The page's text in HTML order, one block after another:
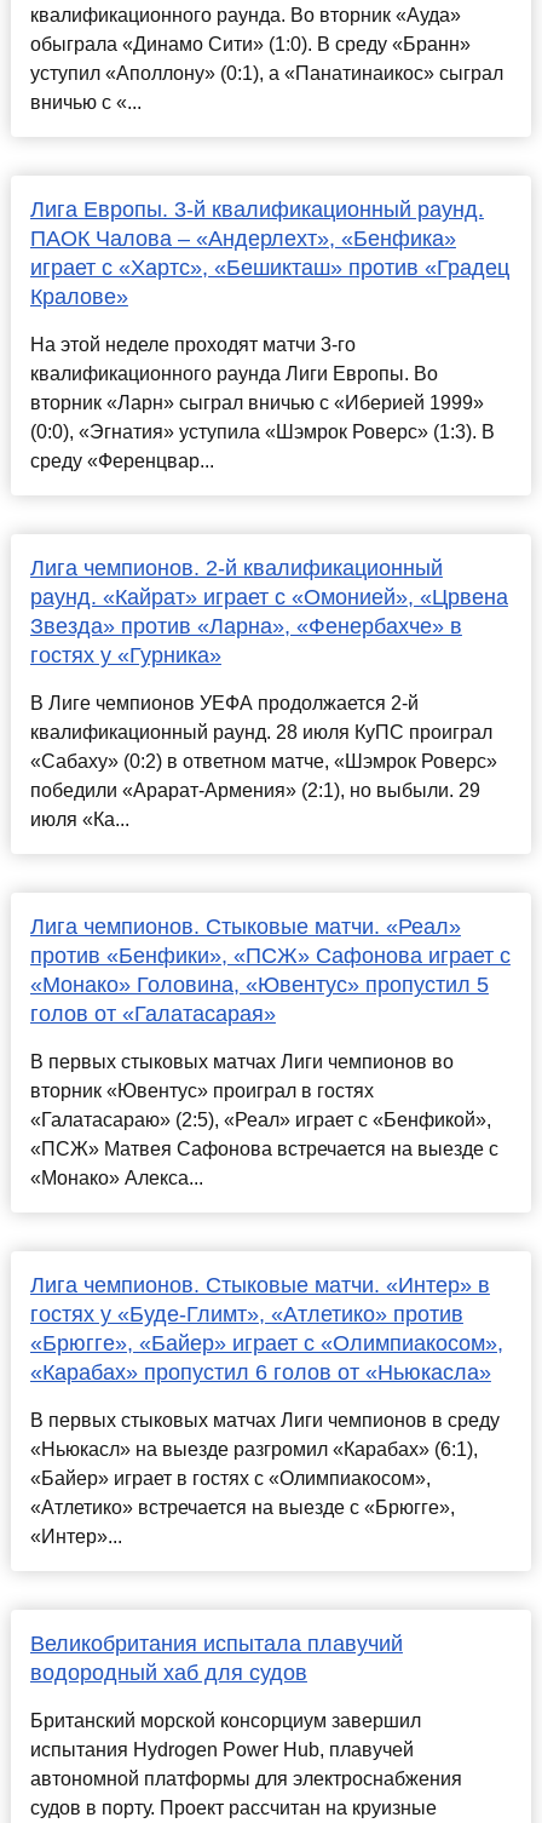
квалификационного раунда. Во вторник «Ауда»
обыграла «Динамо Сити» (1:0). В среду «Бранн»
уступил «Аполлону» (0:1), а «Панатинаикос» сыграл
вничью с «...
Лига Европы. 3-й квалификационный раунд.
ПАОК Чалова – «Андерлехт», «Бенфика»
играет с «Хартс», «Бешикташ» против «Градец
Кралове»
На этой неделе проходят матчи 3-го
квалификационного раунда Лиги Европы. Во
вторник «Ларн» сыграл вничью с «Иберией 1999»
(0:0), «Эгнатия» уступила «Шэмрок Роверс» (1:3). В
среду «Ференцвар...
Лига чемпионов. 2-й квалификационный
раунд. «Кайрат» играет с «Омонией», «Црвена
Звезда» против «Ларна», «Фенербахче» в
гостях у «Гурника»
В Лиге чемпионов УЕФА продолжается 2-й
квалификационный раунд. 28 июля КуПС проиграл
«Сабаху» (0:2) в ответном матче, «Шэмрок Роверс»
победили «Арарат-Армения» (2:1), но выбыли. 29
июля «Ка...
Лига чемпионов. Стыковые матчи. «Реал»
против «Бенфики», «ПСЖ» Сафонова играет с
«Монако» Головина, «Ювентус» пропустил 5
голов от «Галатасарая»
В первых стыковых матчах Лиги чемпионов во
вторник «Ювентус» проиграл в гостях
«Галатасараю» (2:5), «Реал» играет с «Бенфикой»,
«ПСЖ» Матвея Сафонова встречается на выезде с
«Монако» Алекса...
Лига чемпионов. Стыковые матчи. «Интер» в
гостях у «Буде-Глимт», «Атлетико» против
«Брюгге», «Байер» играет с «Олимпиакосом»,
«Карабах» пропустил 6 голов от «Ньюкасла»
В первых стыковых матчах Лиги чемпионов в среду
«Ньюкасл» на выезде разгромил «Карабах» (6:1),
«Байер» играет в гостях с «Олимпиакосом»,
«Атлетико» встречается на выезде с «Брюгге»,
«Интер»...
Великобритания испытала плавучий
водородный хаб для судов
Британский морской консорциум завершил
испытания Hydrogen Power Hub, плавучей
автономной платформы для электроснабжения
судов в порту. Проект рассчитан на круизные